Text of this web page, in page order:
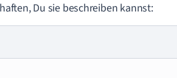
Du sie beschreiben kannst: